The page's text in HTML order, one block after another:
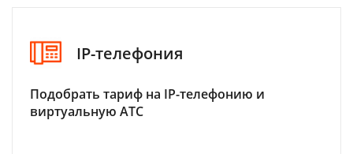
IP-телефония
Подобрать тариф на IP-телефонию и
виртуальную АТС